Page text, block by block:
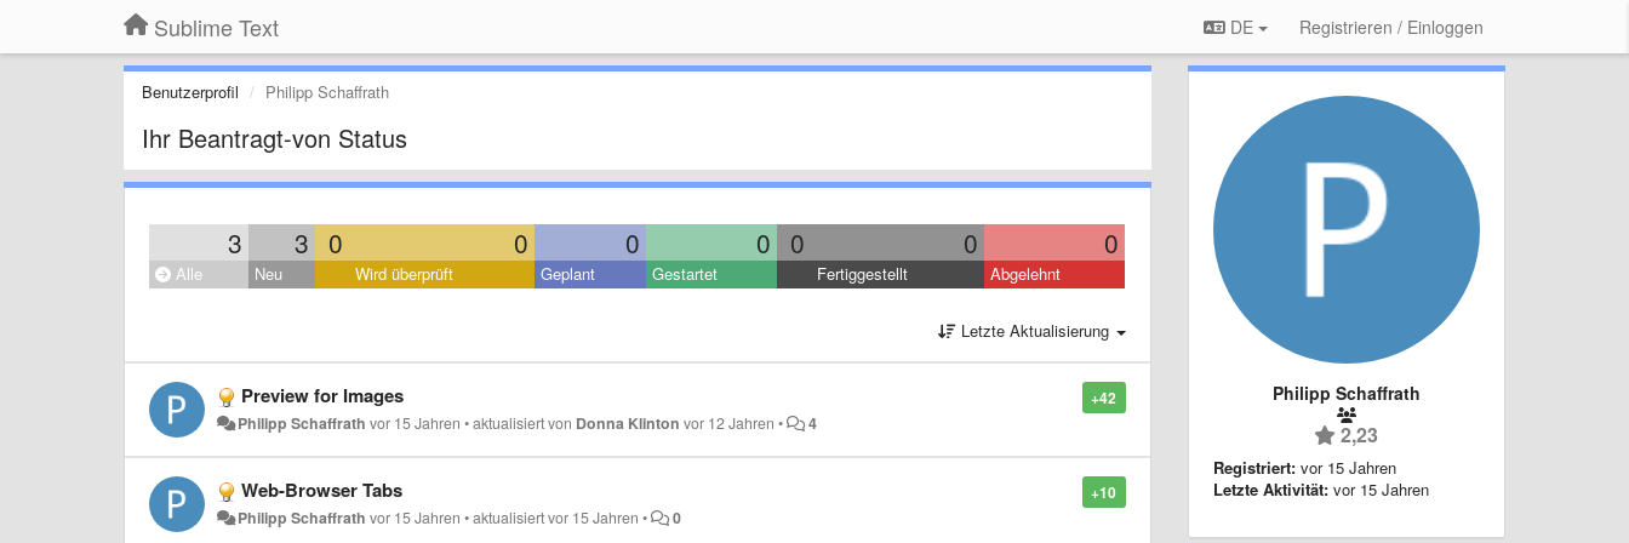
Sublime Text DE Registrieren / Einloggen
Benutzerprofil Philipp Schaffrath
Ihr Beantragt-von Status
3 3 0 0 0 0 0 0 0
Alle Neu Wird überprüft Geplant Gestartet Fertiggestellt Abgelehnt
Letzte Aktualisierung
+42
Preview for Images
Philipp Schaffrath vor 15 Jahren •aktualisiert von Donna Klinton vor 12 Jahren • 4
+10
Web-Browser Tabs
Philipp Schaffrath vor 15 Jahren •aktualisiertvor 15 Jahren • 0
Philipp Schaffrath
2,23
Registriert: vor 15 Jahren
Letzte Aktivität: vor 15 Jahren